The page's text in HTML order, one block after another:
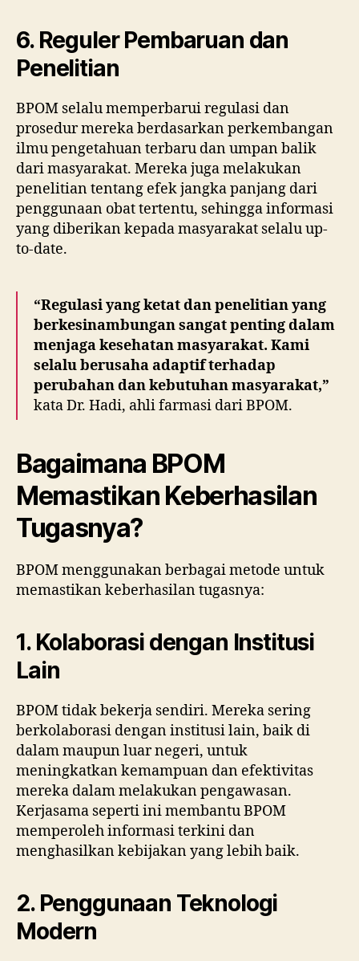
6. Reguler Pembaruan dan
Penelitian
BPOM selalu memperbarui regulasi dan
prosedur mereka berdasarkan perkembangan
ilmu pengetahuan terbaru dan umpan balik
dari masyarakat. Mereka juga melakukan
penelitian tentang efek jangka panjang dari
penggunaan obat tertentu, sehingga informasi
yang diberikan kepada masyarakat selalu up-
to-date.
“Regulasi yang ketat dan penelitian yang
berkesinambungan sangat penting dalam
menjaga kesehatan masyarakat. Kami
selalu berusaha adaptif terhadap
perubahan dan kebutuhan masyarakat,”
kata Dr. Hadi, ahli farmasi dari BPOM.
Bagaimana BPOM
Memastikan Keberhasilan
Tugasnya?
BPOM menggunakan berbagai metode untuk
memastikan keberhasilan tugasnya:
1. Kolaborasi dengan Institusi
Lain
BPOM tidak bekerja sendiri. Mereka sering
berkolaborasi dengan institusi lain, baik di
dalam maupun luar negeri, untuk
meningkatkan kemampuan dan efektivitas
mereka dalam melakukan pengawasan.
Kerjasama seperti ini membantu BPOM
memperoleh informasi terkini dan
menghasilkan kebijakan yang lebih baik.
2. Penggunaan Teknologi
Modern